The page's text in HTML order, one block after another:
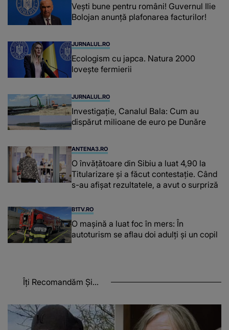
Vești bune pentru români! Guvernul Ilie
Bolojan anunță plafonarea facturilor!
JURNALUL.RO
Ecologism cu japca. Natura 2000
lovește fermierii
JURNALUL.RO
Investigație, Canalul Bala: Cum au
dispărut milioane de euro pe Dunăre
ANTENA3.RO
O învățătoare din Sibiu a luat 4,90 la
Titularizare și a făcut contestație. Când
s-au afișat rezultatele, a avut o surpriză
B1TV.RO
O maşină a luat foc în mers: În
autoturism se aflau doi adulți și un copil
Îți Recomandăm Și...